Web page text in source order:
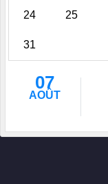
24 25
31
07
AOÛT